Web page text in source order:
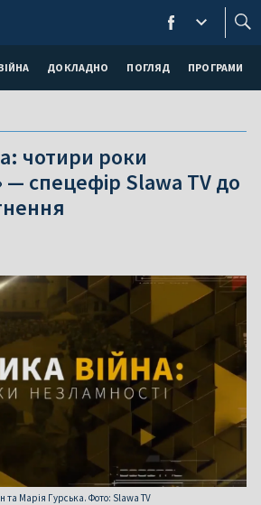
ДОКЛАДНО ПОГЛЯД ПРОГРАМИ
чотири роки
— спецефір Slawa TV до
та Марія Гурська. Фото: Slawa TV